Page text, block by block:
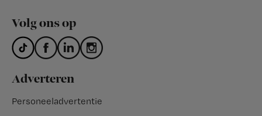
Volg ons op
Adverteren
Personeeladvertentie